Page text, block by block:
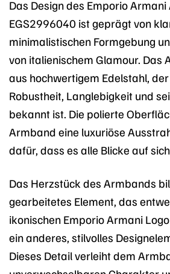
Das Design des Emporio
EGS2996040 ist geprägt von
minimalistischen Formgebung
von italienischem Glamour. Das
aus hochwertigem Edelstahl,
Robustheit, Langlebigkeit und
bekannt ist. Die polierte
Armband eine luxuriöse
dafür, dass es alle Blicke auf
Das Herzstück des Armbands
gearbeitetes Element, das
ikonischen Emporio Armani
ein anderes, stilvolles
Dieses Detail verleiht dem